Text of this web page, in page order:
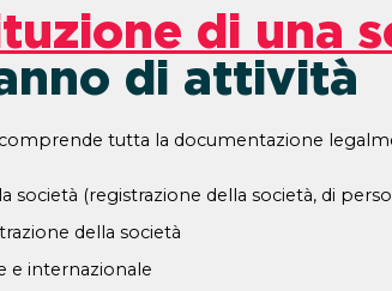
di una
di attività
tutta la documentazione
società (registrazione della società, di
della società
e internazionale